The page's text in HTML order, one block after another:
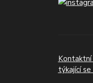
týkající